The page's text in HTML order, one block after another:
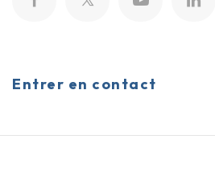
Entrer en contact